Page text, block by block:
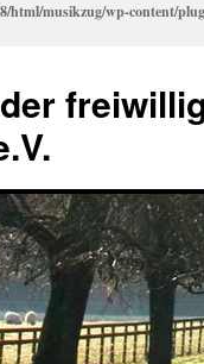
html/musikzug/wp-content/